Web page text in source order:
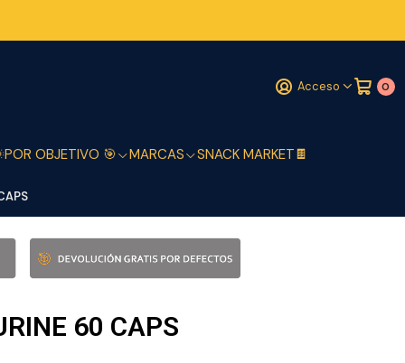
Acceso 0
POR OBJETIVO 🎯 MARCAS SNACK MARKET🍫
60 CAPS